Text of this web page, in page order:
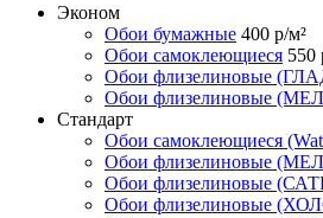
Эконом
Обои бумажные 400 р/м²
Обои самоклеющиеся 550
Обои флизелиновые
Обои флизелиновые
Стандарт
Обои самоклеющиеся
Обои флизелиновые
Обои флизелиновые
Обои флизелиновые